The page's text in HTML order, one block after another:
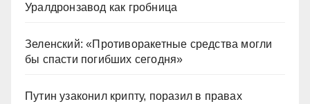
Уралдронзавод как гробница
Зеленский: «Противоракетные средства могли
бы спасти погибших сегодня»
Путин узаконил крипту, поразил в правах